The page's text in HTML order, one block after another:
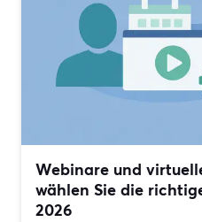
Webinare und
wählen Sie die
2026